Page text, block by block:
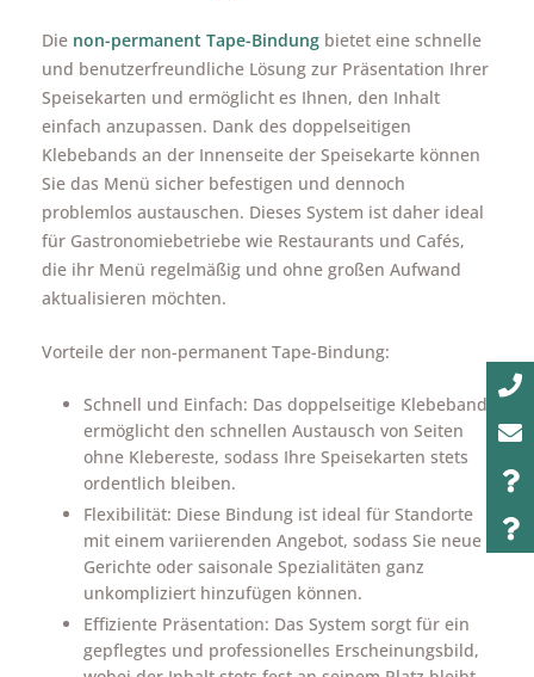
Die non-permanent Tape-Bindung bietet eine schnelle
und benutzerfreundliche Lösung zur Präsentation Ihrer
Speisekarten und ermöglicht es Ihnen, den Inhalt
einfach anzupassen. Dank des doppelseitigen
Klebebands an der Innenseite der Speisekarte können
Sie das Menü sicher befestigen und dennoch
problemlos austauschen. Dieses System ist daher ideal
für Gastronomiebetriebe wie Restaurants und Cafés,
die ihr Menü regelmäßig und ohne großen Aufwand
aktualisieren möchten.
Vorteile der non-permanent Tape-Bindung:
Schnell und Einfach: Das doppelseitige Klebeband
ermöglicht den schnellen Austausch von Seiten
ohne Klebereste, sodass Ihre Speisekarten stets
ordentlich bleiben.
Flexibilität: Diese Bindung ist ideal für Standorte
mit einem variierenden Angebot, sodass Sie neue
Gerichte oder saisonale Spezialitäten ganz
unkompliziert hinzufügen können.
Effiziente Präsentation: Das System sorgt für ein
gepflegtes und professionelles Erscheinungsbild,